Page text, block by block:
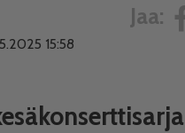
Jaa:
15:58